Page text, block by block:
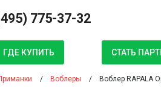
775-37-32
ГДЕ КУПИТЬ СТАТЬ
Воблеры Воблер RAPALA